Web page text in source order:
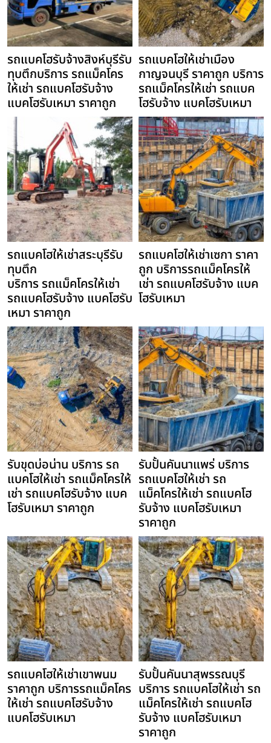
รถแบคโฮรับจ้างสิงห์บุรีรับ
ทุบตึกบริการ รถแม็คโคร
ให้เช่า รถแบคโฮรับจ้าง
แบคโฮรับเหมา ราคาถูก
รถแบคโฮให้เช่าเมือง
กาญจนบุรี ราคาถูก บริการ
รถแม็คโครให้เช่า รถแบค
โฮรับจ้าง แบคโฮรับเหมา
รถแบคโฮให้เช่าสระบุรีรับ
ทุบตึก
บริการ รถแม็คโครให้เช่า
รถแบคโฮรับจ้าง แบคโฮรับ
เหมา ราคาถูก
รถแบคโฮให้เช่าเซกา ราคา
ถูก บริการรถแม็คโครให้
เช่า รถแบคโฮรับจ้าง แบค
โฮรับเหมา
รับขุดบ่อน่าน บริการ รถ
แบคโฮให้เช่า รถแม็คโครให้
เช่า รถแบคโฮรับจ้าง แบค
โฮรับเหมา ราคาถูก
รับปั้นคันนาแพร่ บริการ
รถแบคโฮให้เช่า รถ
แม็คโครให้เช่า รถแบคโฮ
รับจ้าง แบคโฮรับเหมา
ราคาถูก
รถแบคโฮให้เช่าเขาพนม
ราคาถูก บริการรถแม็คโคร
ให้เช่า รถแบคโฮรับจ้าง
แบคโฮรับเหมา
รับปั้นคันนาสุพรรณบุรี
บริการ รถแบคโฮให้เช่า รถ
แม็คโครให้เช่า รถแบคโฮ
รับจ้าง แบคโฮรับเหมา
ราคาถูก